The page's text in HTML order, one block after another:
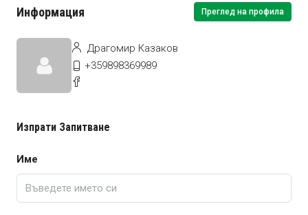
Информация Преглед на профила
Драгомир Казаков
+359898369989
Изпрати Запитване
Име